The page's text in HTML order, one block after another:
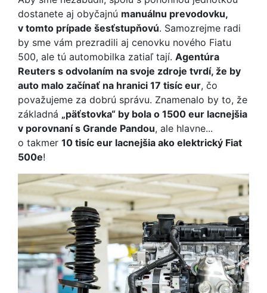
dostanete aj obyčajnú manuálnu prevodovku,
v tomto prípade šesťstupňovú. Samozrejme radi
by sme vám prezradili aj cenovku nového Fiatu
500, ale tú automobilka zatiaľ tají. Agentúra
Reuters s odvolaním na svoje zdroje tvrdí, že by
auto malo začínať na hranici 17 tisíc eur, čo
považujeme za dobrú správu. Znamenalo by to, že
základná „päťstovka“ by bola o 1500 eur lacnejšia
v porovnaní s Grande Pandou, ale hlavne...
o takmer 10 tisíc eur lacnejšia ako elektrický Fiat
500e!